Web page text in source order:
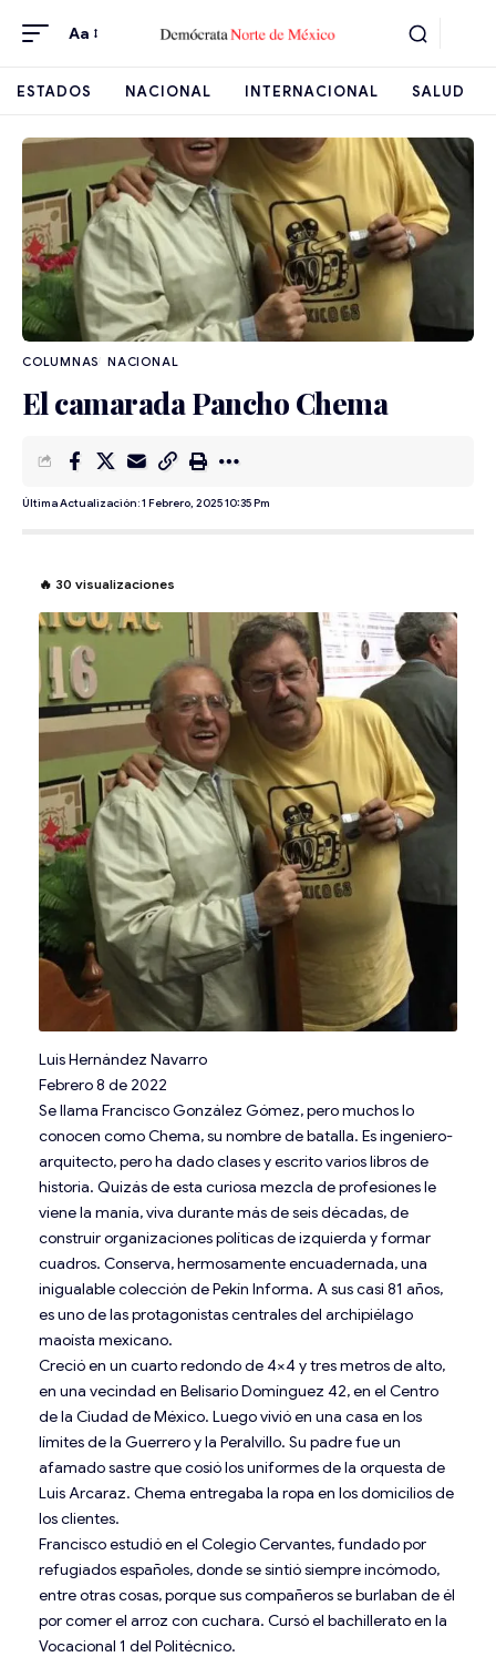
Aa
ESTADOS NACIONAL INTERNACIONAL SALUD
NACIONAL
El camarada Pancho Chema
Última Actualización: 1 Febrero, 2025 10:35 Pm
🔥 30 visualizaciones
Luis Hernández Navarro
Febrero 8 de 2022
Se llama Francisco González Gómez, pero muchos lo
conocen como Chema, su nombre de batalla. Es ingeniero-
arquitecto, pero ha dado clases y escrito varios libros de
historia. Quizás de esta curiosa mezcla de profesiones le
viene la manía, viva durante más de seis décadas, de
construir organizaciones políticas de izquierda y formar
cuadros. Conserva, hermosamente encuadernada, una
inigualable colección de Pekín Informa. A sus casi 81 años,
es uno de las protagonistas centrales del archipiélago
maoísta mexicano.
Creció en un cuarto redondo de 4×4 y tres metros de alto,
en una vecindad en Belisario Domínguez 42, en el Centro
de la Ciudad de México. Luego vivió en una casa en los
límites de la Guerrero y la Peralvillo. Su padre fue un
afamado sastre que cosió los uniformes de la orquesta de
Luis Arcaraz. Chema en­tregaba la ropa en los domicilios de
los clientes.
Francisco estudió en el Colegio Cervantes, fundado por
refugiados españoles, donde se sintió siempre incómodo,
entre otras cosas, porque sus compañeros se burlaban de él
por comer el arroz con cuchara. Cursó el bachillerato en la
Vocacional 1 del Politécnico.